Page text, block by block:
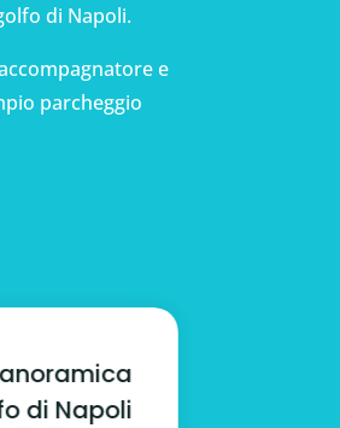
di Napoli.
e
parcheggio
di Napoli